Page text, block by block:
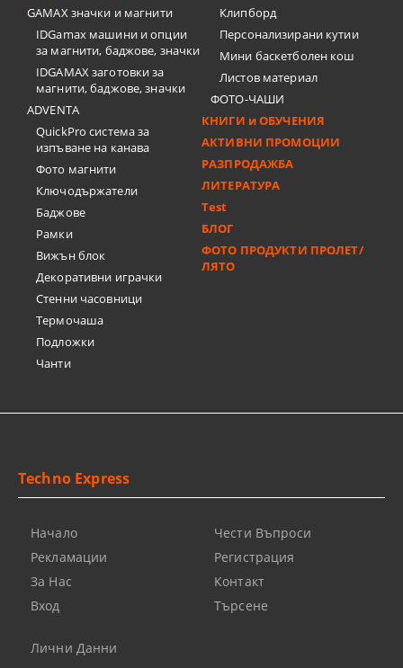
GAMAX значки и магнити
IDGamax машини и опции
за магнити, баджове, значки
IDGAMAX заготовки за
магнити, баджове, значки
ADVENTA
QuickPro система за
изпъване на канава
Фото магнити
Ключодържатели
Баджове
Рамки
Вижън блок
Декоративни играчки
Стенни часовници
Термочашa
Подложки
Чанти
Клипборд
Персонализирани кутии
Мини баскетболен кош
Листов материал
ФОТО-ЧАШИ
КНИГИ и ОБУЧЕНИЯ
АКТИВНИ ПРОМОЦИИ
РАЗПРОДАЖБА
ЛИТЕРАТУРА
Test
БЛОГ
ФОТО ПРОДУКТИ ПРОЛЕТ/
ЛЯТО
Techno Express
Начало
Рекламации
За Нас
Вход
Чести Въпроси
Регистрация
Контакт
Търсене
Лични Данни